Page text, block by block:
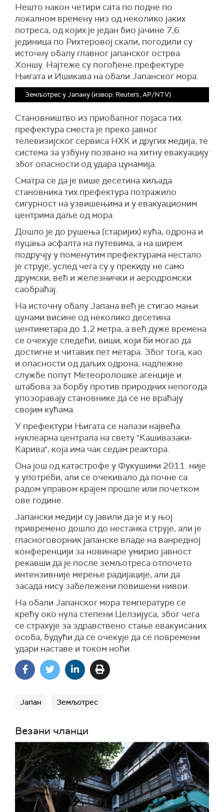
Нешто након четири сата по подне по
локалном времену низ од неколико јаких
потреса, од којих је један био јачине 7,6
јединица по Рихтеровој скали, погодили су
источну обалу главног јапанског острва
Хоншу. Најтеже су погођене префектуре
Њигата и Ишикава на обали Јапанског мора.
Земљотрес у Јапану (извор: Reuters, АP/NTV)
Становништво из приобалног појаса тих
префектура сместа је преко јавног
телевизијског сервиса НХК и других медија, те
система за узбуну позвано на хитну евакуацију
због опасности од удара цунамија.
Сматра се да је више десетина хиљада
становника тих префектура потражило
сигурност на узвишењима и у евакуационим
центрима даље од мора.
Дошло је до рушења (старијих) кућа, одрона и
пуцања асфалта на путевима, а на ширем
подручју у поменутим префектурама нестало
је струје, услед чега су у прекиду не само
друмски, већ и железнички и аеродромски
саобраћај.
На источну обалу Јапана већ је стигао мањи
цунами висине од неколико десетина
центиметара до 1,2 метра, а већ дуже времена
се очекује следећи, виши, који би могао да
достигне и читавих пет метара. Због тога, као
и опасности од даљих одрона, надлежне
службе попут Метеоролошке агенције и
штабова за борбу против природних непогода
упозоравају становнике да се не враћају
својим кућама.
У префектури Њигата се налази највећа
нуклеарна централа на свету "Кашивазаки-
Карива", која има чак седам реактора.
Она још од катастрофе у Фукушими 2011. није
у употреби, али се очекивало да почне са
радом управом крајем прошле или почетком
ове године.
Јапански медији су јавили да је и у њој
привремено дошло до нестанка струје, али је
гласноговорник јапанске владе на ванредној
конференцији за новинаре умирио јавност
рекавши да је после земљотреса отпочето
интензивније мерење радијације, али да
засада нису забележени повишени нивои.
На обали Јапанског мора температуре се
крећу око нула степени Целзијуса, због чега
се страхује за здравствено стање евакуисаних
особа, будући да се очекује да се повремени
удари наставе и током ноћи.
Јапан Земљотрес
Везани чланци